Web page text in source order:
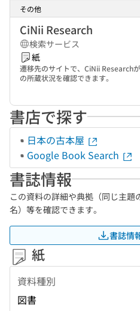
その他
CiNii Research
検索サービス
紙
遷移先のサイトで、CiNii Research
の所蔵状況を確認できます。
書店で探す
日本の古本屋
Google Book Search
書誌情報
この資料の詳細や典拠（同じ主
名）等を確認できます。
書誌情
紙
資料種別
図書